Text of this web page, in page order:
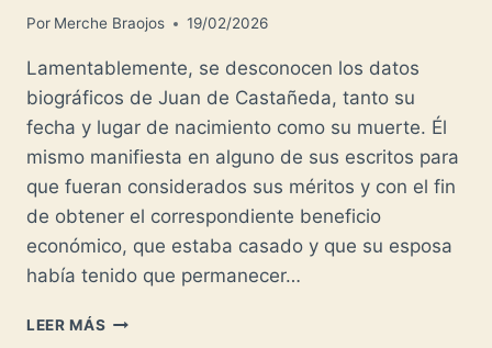
Por Merche Braojos 19/02/2026
Lamentablemente, se desconocen los datos
biográficos de Juan de Castañeda, tanto su
fecha y lugar de nacimiento como su muerte. Él
mismo manifiesta en alguno de sus escritos para
que fueran considerados sus méritos y con el fin
de obtener el correspondiente beneficio
económico, que estaba casado y que su esposa
había tenido que permanecer…
LEER MÁS JUAN